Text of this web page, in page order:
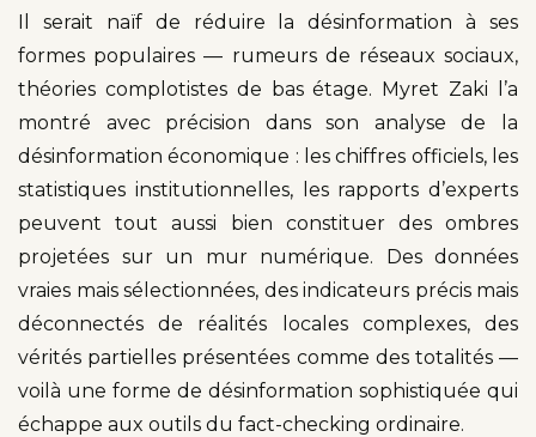
Il serait naïf de réduire la désinformation à ses
formes populaires — rumeurs de réseaux sociaux,
théories complotistes de bas étage. Myret Zaki l’a
montré avec précision dans son analyse de la
désinformation économique : les chiffres officiels, les
statistiques institutionnelles, les rapports d’experts
peuvent tout aussi bien constituer des ombres
projetées sur un mur numérique. Des données
vraies mais sélectionnées, des indicateurs précis mais
déconnectés de réalités locales complexes, des
vérités partielles présentées comme des totalités —
voilà une forme de désinformation sophistiquée qui
échappe aux outils du fact-checking ordinaire.